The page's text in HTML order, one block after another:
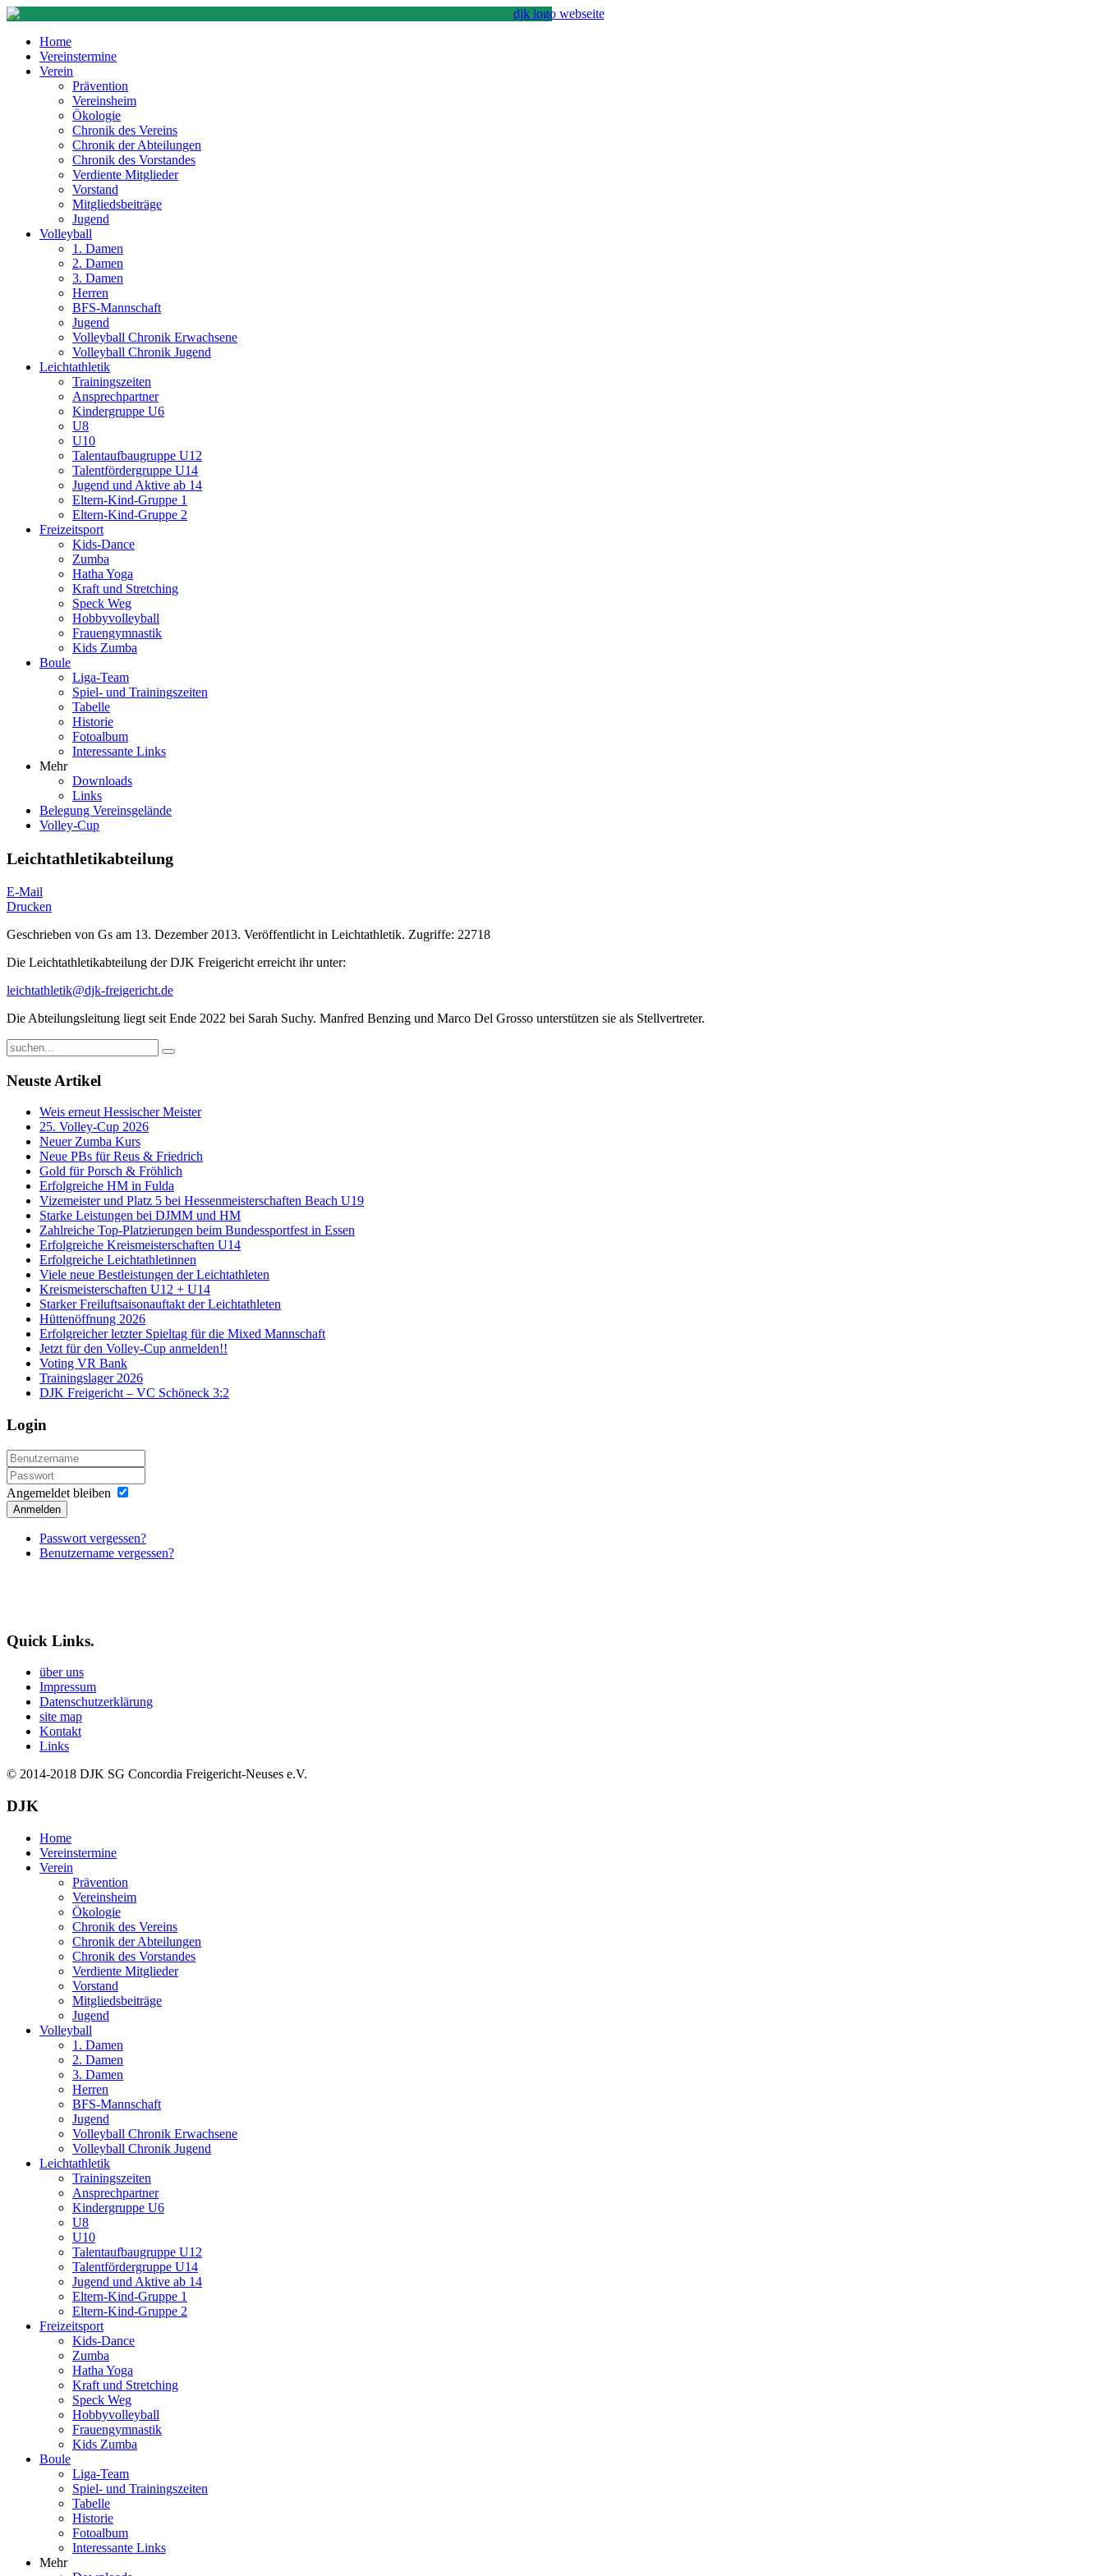
Home
Vereinstermine
Verein
Prävention
Vereinsheim
Ökologie
Chronik des Vereins
Chronik der Abteilungen
Chronik des Vorstandes
Verdiente Mitglieder
Vorstand
Mitgliedsbeiträge
Jugend
Volleyball
1. Damen
2. Damen
3. Damen
Herren
BFS-Mannschaft
Jugend
Volleyball Chronik Erwachsene
Volleyball Chronik Jugend
Leichtathletik
Trainingszeiten
Ansprechpartner
Kindergruppe U6
U8
U10
Talentaufbaugruppe U12
Talentfördergruppe U14
Jugend und Aktive ab 14
Eltern-Kind-Gruppe 1
Eltern-Kind-Gruppe 2
Freizeitsport
Kids-Dance
Zumba
Hatha Yoga
Kraft und Stretching
Speck Weg
Hobbyvolleyball
Frauengymnastik
Kids Zumba
Boule
Liga-Team
Spiel- und Trainingszeiten
Tabelle
Historie
Fotoalbum
Interessante Links
Mehr
Downloads
Links
Belegung Vereinsgelände
Volley-Cup
Leichtathletikabteilung
E-Mail
Drucken
Geschrieben von Gs am 13. Dezember 2013. Veröffentlicht in Leichtathletik. Zugriffe: 22718
Die Leichtathletikabteilung der DJK Freigericht erreicht ihr unter:
leichtathletik@djk-freigericht.de
Die Abteilungsleitung liegt seit Ende 2022 bei Sarah Suchy. Manfred Benzing und Marco Del Grosso unterstützen sie als Stellvertreter.
Neuste Artikel
Weis erneut Hessischer Meister
25. Volley-Cup 2026
Neuer Zumba Kurs
Neue PBs für Reus & Friedrich
Gold für Porsch & Fröhlich
Erfolgreiche HM in Fulda
Vizemeister und Platz 5 bei Hessenmeisterschaften Beach U19
Starke Leistungen bei DJMM und HM
Zahlreiche Top-Platzierungen beim Bundessportfest in Essen
Erfolgreiche Kreismeisterschaften U14
Erfolgreiche Leichtathletinnen
Viele neue Bestleistungen der Leichtathleten
Kreismeisterschaften U12 + U14
Starker Freiluftsaisonauftakt der Leichtathleten
Hüttenöffnung 2026
Erfolgreicher letzter Spieltag für die Mixed Mannschaft
Jetzt für den Volley-Cup anmelden!!
Voting VR Bank
Trainingslager 2026
DJK Freigericht – VC Schöneck 3:2
Login
Angemeldet bleiben
Anmelden
Passwort vergessen?
Benutzername vergessen?
Quick Links.
über uns
Impressum
Datenschutzerklärung
site map
Kontakt
Links
© 2014-2018 DJK SG Concordia Freigericht-Neuses e.V.
DJK
Home
Vereinstermine
Verein
Prävention
Vereinsheim
Ökologie
Chronik des Vereins
Chronik der Abteilungen
Chronik des Vorstandes
Verdiente Mitglieder
Vorstand
Mitgliedsbeiträge
Jugend
Volleyball
1. Damen
2. Damen
3. Damen
Herren
BFS-Mannschaft
Jugend
Volleyball Chronik Erwachsene
Volleyball Chronik Jugend
Leichtathletik
Trainingszeiten
Ansprechpartner
Kindergruppe U6
U8
U10
Talentaufbaugruppe U12
Talentfördergruppe U14
Jugend und Aktive ab 14
Eltern-Kind-Gruppe 1
Eltern-Kind-Gruppe 2
Freizeitsport
Kids-Dance
Zumba
Hatha Yoga
Kraft und Stretching
Speck Weg
Hobbyvolleyball
Frauengymnastik
Kids Zumba
Boule
Liga-Team
Spiel- und Trainingszeiten
Tabelle
Historie
Fotoalbum
Interessante Links
Mehr